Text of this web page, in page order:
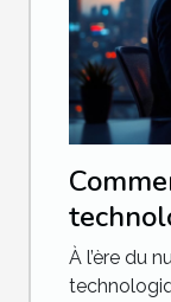
elles le
À l’ère du